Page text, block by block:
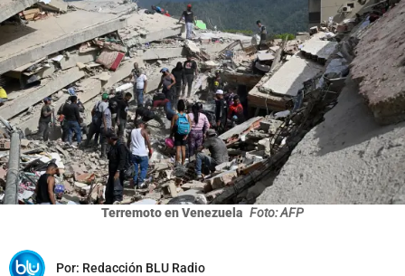
Terremoto en Venezuela Foto: AFP
Por: Redacción BLU Radio